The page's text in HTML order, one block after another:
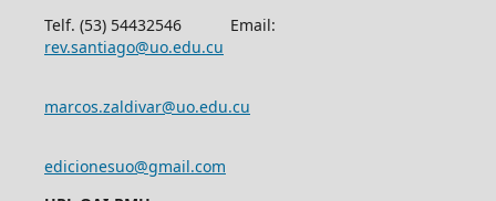
Telf. (53) 54432546 Email:
rev.santiago@uo.edu.cu
marcos.zaldivar@uo.edu.cu
edicionesuo@gmail.com